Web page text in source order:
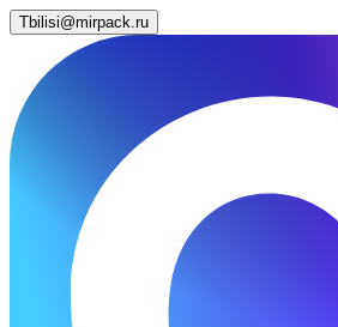
Tbilisi@mirpack.ru